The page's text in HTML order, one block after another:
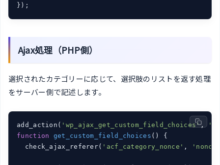
});
Ajax処理（PHP側）
選択されたカテゴリーに応じて、選択肢のリストを返す処理
をサーバー側で記述します。
add_action( 'wp_ajax_get_custom_field_choices',
function
get_custom_field_choices ()
{
  check_ajax_referer(
'acf_category_nonce' ,